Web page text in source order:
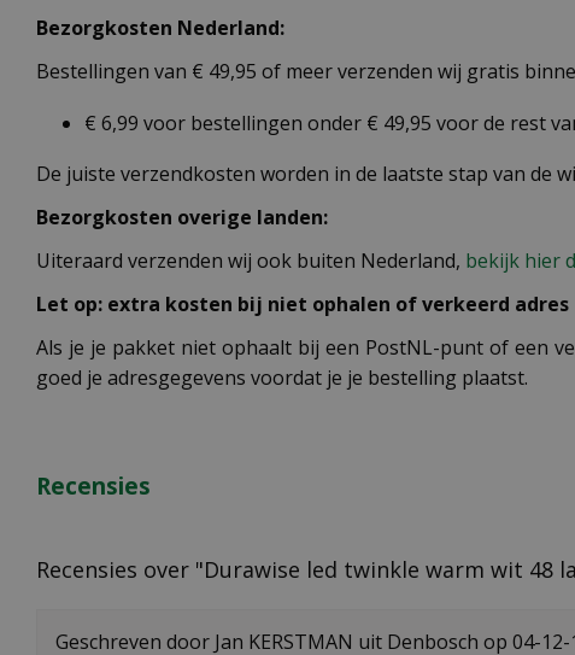
Bezorgkosten Nederland:
Bestellingen van € 49,95 of meer verzenden wij gratis
€ 6,99 voor bestellingen onder € 49,95 voor de rest
De juiste verzendkosten worden in de laatste stap van de
Bezorgkosten overige landen:
Uiteraard verzenden wij ook buiten Nederland, bekijk hier
Let op: extra kosten bij niet ophalen of verkeerd adres
Als je je pakket niet ophaalt bij een PostNL-punt of een
goed je adresgegevens voordat je je bestelling plaatst.
Recensies
Recensies over "Durawise led twinkle warm wit 48
Geschreven door Jan KERSTMAN uit Denbosch op 04-12-